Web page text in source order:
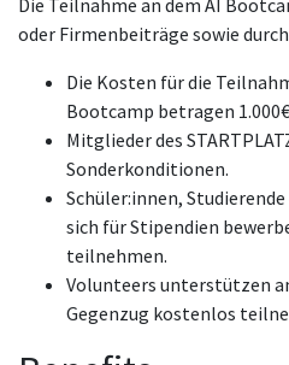
Die Teilnahme an dem AI
oder Firmenbeiträge sowie
Die Kosten für die
Bootcamp betragen
Mitglieder des
Sonderkonditionen.
Schüler:innen,
sich für Stipendien
teilnehmen.
Volunteers unterstützen
Gegenzug kostenlos